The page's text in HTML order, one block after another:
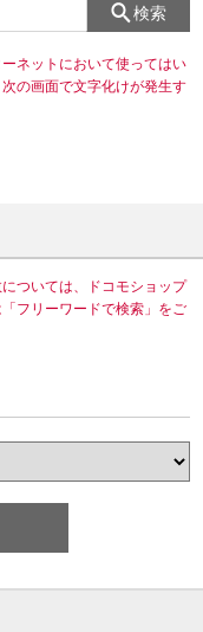
検索
ネットにおいて使ってはい
の画面で文字化けが発生す
ついては、ドコモショップ
フリーワードで検索」をご